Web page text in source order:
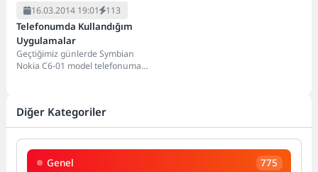
16.03.2014 19:01 113
Telefonumda Kullandığım
Uygulamalar
Geçtiğimiz günlerde Symbian
Nokia C6-01 model telefonuma
Diğer Kategoriler
Genel 775